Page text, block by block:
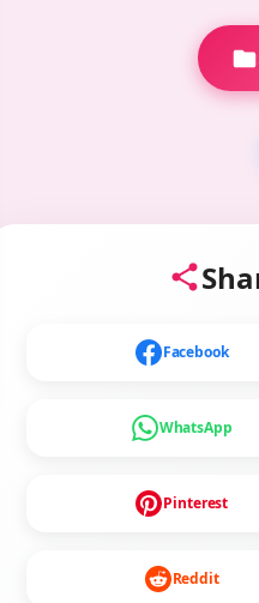
Facebook
WhatsApp
Pinterest
Reddit